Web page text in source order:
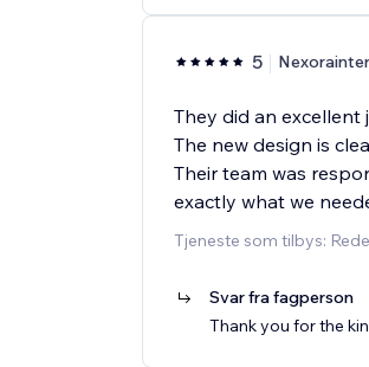
5
They did an
The new design is
Their team was
exactly what we
Tjeneste som tilbys:
Svar fra fagperson
Thank you for the